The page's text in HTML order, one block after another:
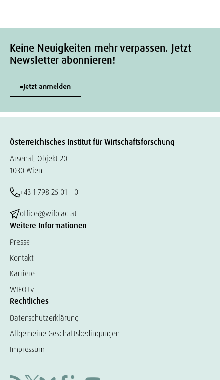
Keine Neuigkeiten mehr verpassen. Jetzt
Newsletter abonnieren!
Jetzt anmelden
Österreichisches Institut für Wirtschaftsforschung
Arsenal, Objekt 20
1030 Wien
+43 1 798 26 01 – 0
office@wifo.ac.at
Weitere Informationen
Presse
Kontakt
Karriere
WIFO.tv
Rechtliches
Datenschutzerklärung
Allgemeine Geschäftsbedingungen
Impressum